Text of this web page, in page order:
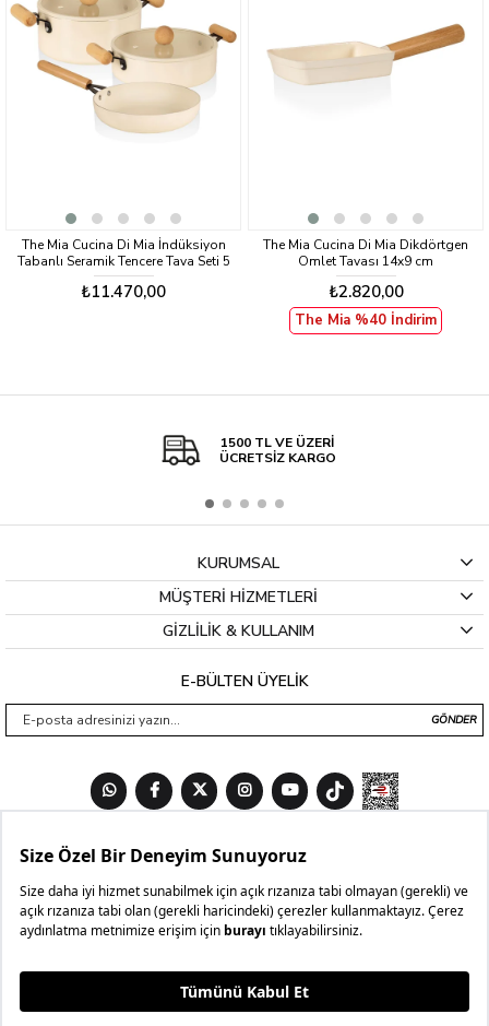
The Mia Cucina Di Mia İndüksiyon
Tabanlı Seramik Tencere Tava Seti 5
Parça
₺11.470,00
The Mia Cucina Di Mia Dikdörtgen
Omlet Tavası 14x9 cm
₺2.820,00
The Mia %40 İndirim
1500 TL VE ÜZERİ
ÜCRETSİZ KARGO
KURUMSAL
MÜŞTERİ HİZMETLERİ
GİZLİLİK & KULLANIM
E-BÜLTEN ÜYELİK
GÖNDER